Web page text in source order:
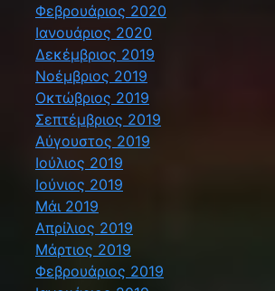
Φεβρουάριος 2020
Ιανουάριος 2020
Δεκέμβριος 2019
Νοέμβριος 2019
Οκτώβριος 2019
Σεπτέμβριος 2019
Αύγουστος 2019
Ιούλιος 2019
Ιούνιος 2019
Μάι 2019
Απρίλιος 2019
Μάρτιος 2019
Φεβρουάριος 2019